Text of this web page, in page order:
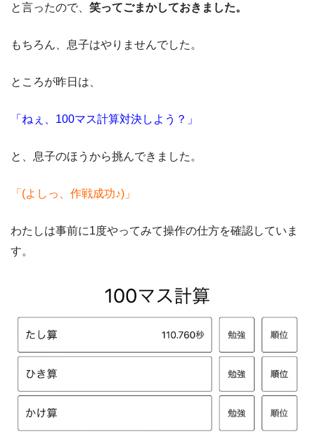
と言ったので、 笑ってごまかしておきました。
もちろん、息子はやりませんでした。
ところが昨日は、
「ねぇ、100マス計算対決しよう？」
と、息子のほうから挑んできました。
「(よしっ、作戦成功♪)」
わたしは事前に1度やってみて操作の仕方を確認していま
す。